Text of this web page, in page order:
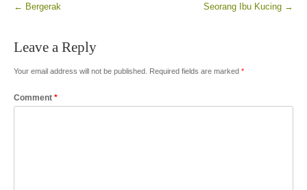
Post navigation
← Bergerak Seorang Ibu Kucing →
Leave a Reply
Your email address will not be published. Required fields are marked *
Comment *